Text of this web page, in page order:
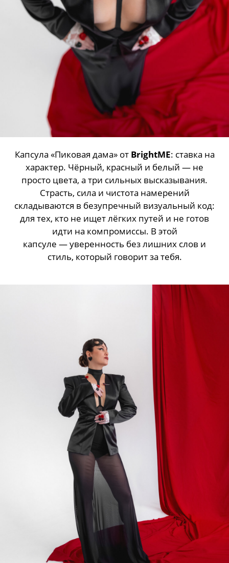
Капсула «Пиковая дама» от BrightME: ставка на
характер. Чёрный, красный и белый — не
просто цвета, а три сильных высказывания.
Страсть, сила и чистота намерений
складываются в безупречный визуальный код:
для тех, кто не ищет лёгких путей и не готов
идти на компромиссы. В этой
капсуле — уверенность без лишних слов и
стиль, который говорит за тебя.